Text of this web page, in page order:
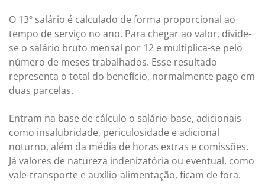
O 13º salário é calculado de forma proporcional ao
tempo de serviço no ano. Para chegar ao valor, divide-
se o salário bruto mensal por 12 e multiplica-se pelo
número de meses trabalhados. Esse resultado
representa o total do benefício, normalmente pago em
duas parcelas.
Entram na base de cálculo o salário-base, adicionais
como insalubridade, periculosidade e adicional
noturno, além da média de horas extras e comissões.
Já valores de natureza indenizatória ou eventual, como
vale-transporte e auxílio-alimentação, ficam de fora.